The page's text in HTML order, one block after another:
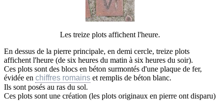
Les treize plots affichent l'heure.
En dessus de la pierre principale, en demi cercle, treize plots
affichent l'heure (de six heures du matin à six heures du soir).
Ces plots sont des blocs en béton surmontés d'une plaque de fer,
évidée en chiffres romains et remplis de béton blanc.
Ils sont posés au ras du sol.
Ces plots sont une création (les plots originaux en pierre ont disparu)